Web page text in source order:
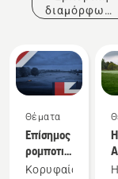
διαμόρφωση
Θέματα
Επίσημος
ρομποτικός
συνεργάτης
Κορυφαία
Η